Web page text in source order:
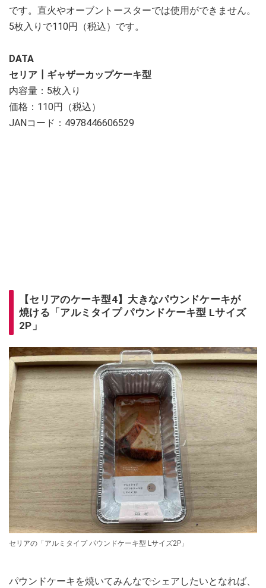
です。直火やオーブントースターでは使用ができません。
5枚入りで110円（税込）です。
DATA
セリア┃ギャザーカップケーキ型
内容量：5枚入り
価格：110円（税込）
JANコード：4978446606529
【セリアのケーキ型4】大きなパウンドケーキが
焼ける「アルミタイプ パウンドケーキ型 Lサイズ
2P」
セリアの「アルミタイプ パウンドケーキ型 Lサイズ2P」
パウンドケーキを焼いてみんなでシェアしたいとなれば、